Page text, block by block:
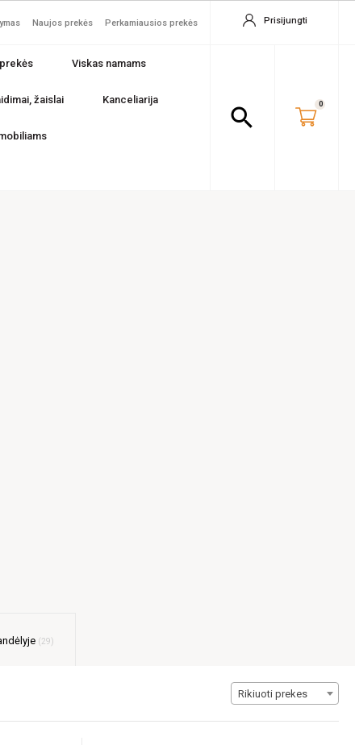
Naujos prekės Perkamiausios prekės Prisijungti
Viskas namams
žaislai Kanceliarija
search 0
29
Rikiuoti prekes